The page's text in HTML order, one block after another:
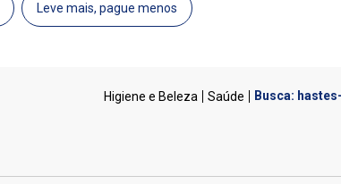
Leve mais, pague menos
Higiene e Beleza Saúde Busca: